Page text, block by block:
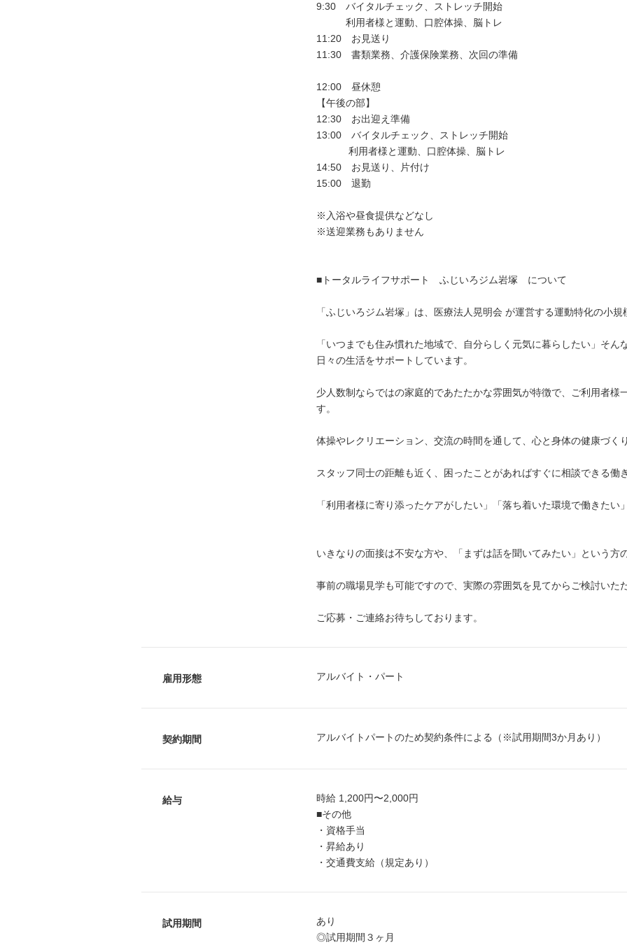
9:30 バイタルチェック、ストレッチ開始
利用者様と運動、口腔体操、脳トレ
11:20 お見送り
11:30 書類業務、介護保険業務、次回の準備
12:00 昼休憩
【午後の部】
12:30 お出迎え準備
13:00 バイタルチェック、ストレッチ開始
利用者様と運動、口腔体操、脳トレ
14:50 お見送り、片付け
15:00 退勤
※入浴や昼食提供などなし
※送迎業務もありません
■トータルライフサポート ふじいろジム岩塚 について
「ふじいろジム岩塚」は、医療法人晃明会 が運営する運動特化の小
「いつまでも住み慣れた地域で、自分らしく元気に暮らしたい」そ
日々の生活をサポートしています。
少人数制ならではの家庭的であたたかな雰囲気が特徴で、ご利用者様
す。
体操やレクリエーション、交流の時間を通して、心と身体の健康づく
スタッフ同士の距離も近く、困ったことがあればすぐに相談できる働
「利用者様に寄り添ったケアがしたい」「落ち着いた環境で働きた
いきなりの面接は不安な方や、「まずは話を聞いてみたい」という方
事前の職場見学も可能ですので、実際の雰囲気を見てからご検討いた
ご応募・ご連絡お待ちしております。
雇用形態 アルバイト・パート
契約期間 アルバイトパートのため契約条件による（※試用期間3か月あり）
給与
時給 1,200円〜2,000円
■その他
・資格手当
・昇給あり
・交通費支給（規定あり）
試用期間
あり
◎試用期間３ヶ月